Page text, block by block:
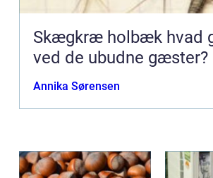
Skægkræ holbæk hvad gør du
ved de ubudne gæster?
Annika Sørensen